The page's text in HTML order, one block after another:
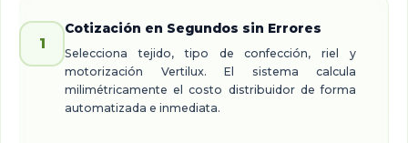
1
Cotización en Segundos sin Errores
Selecciona tejido, tipo de confección, riel y
motorización Vertilux. El sistema calcula
milimétricamente el costo distribuidor de forma
automatizada e inmediata.